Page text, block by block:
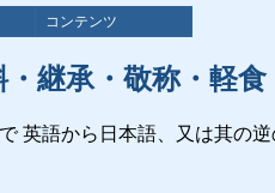
コンテンツ
継承・敬称・軽
英語から日本語、又は其の